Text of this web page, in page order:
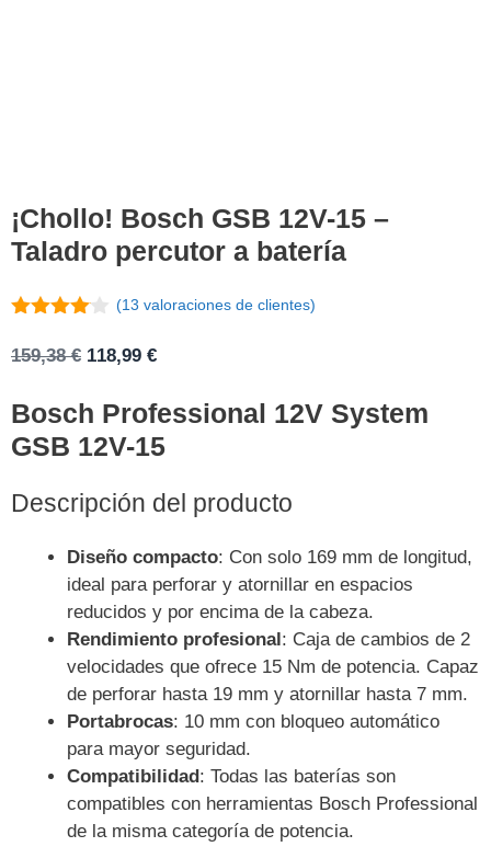
¡Chollo! Bosch GSB 12V-15 –
Taladro percutor a batería
(13 valoraciones de clientes)
159,38€ El
original
era:
118,99 €El
actual
es:
Bosch Professional 12V System
GSB 12V-15
Descripción del producto
Diseño compacto: Con solo 169 mm de longitud,
ideal para perforar y atornillar en espacios
reducidos y por encima de la cabeza.
Rendimiento profesional: Caja de cambios de 2
velocidades que ofrece 15 Nm de potencia. Capaz
de perforar hasta 19 mm y atornillar hasta 7 mm.
Portabrocas: 10 mm con bloqueo automático
para mayor seguridad.
Compatibilidad: Todas las baterías son
compatibles con herramientas Bosch Professional
de la misma categoría de potencia.